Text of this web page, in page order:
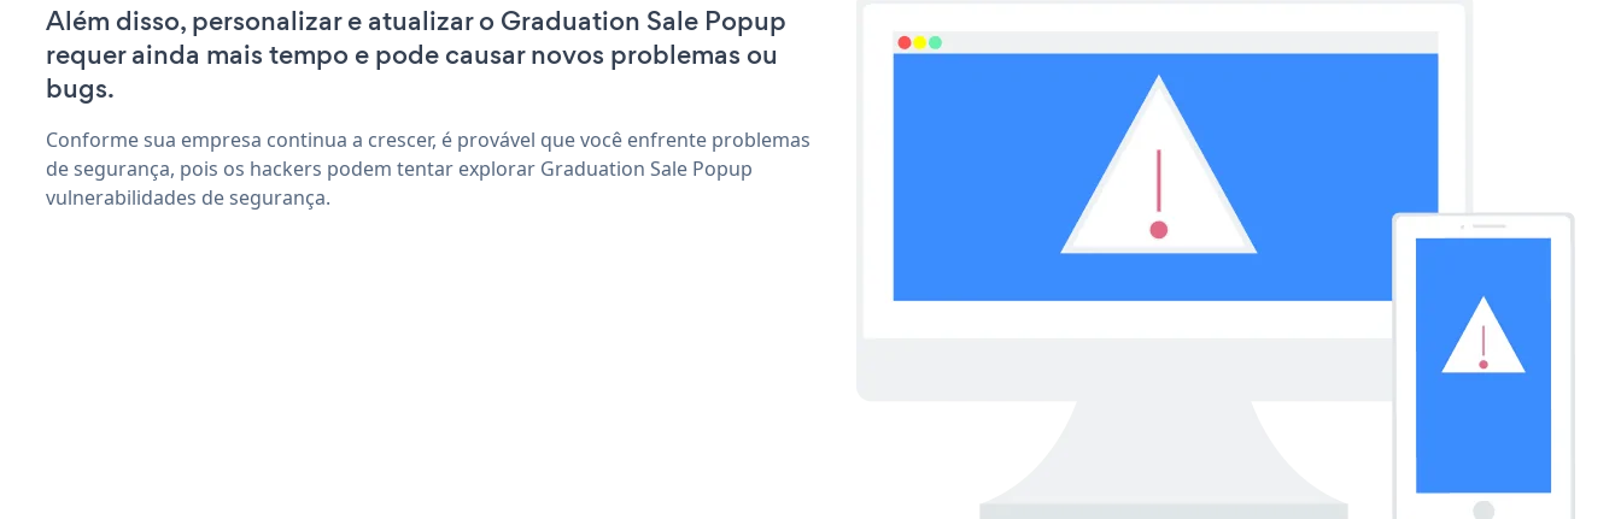
Além disso, personalizar e atualizar o Graduation Sale Popup
requer ainda mais tempo e pode causar novos problemas ou
bugs.
Conforme sua empresa continua a crescer, é provável que você enfrente problemas
de segurança, pois os hackers podem tentar explorar Graduation Sale Popup
vulnerabilidades de segurança.